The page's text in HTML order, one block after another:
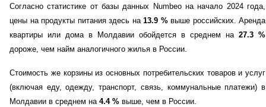
Согласно статистике от базы данных Numbeo на начало 2024 года,
цены на продукты питания здесь на 13.9 %выше российских. Аренда
квартиры или дома в Молдавии обойдется в среднем на 27.3 %
дороже, чем найм аналогичного жилья в России.
Стоимость же корзины из основных потребительских товаров и услуг
(включая еду, одежду, транспорт, связь, коммунальные платежи) в
Молдавии в среднем на 4.4% выше, чем в России.